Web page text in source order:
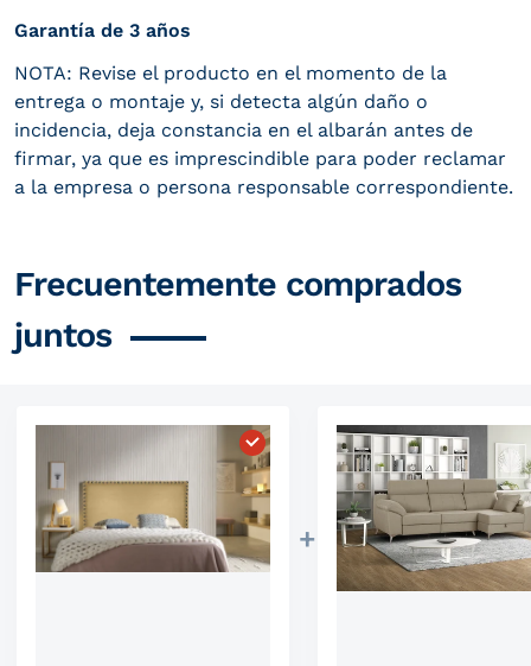
Garantía de 3 años
NOTA: Revise el producto en el momento de la
entrega o montaje y, si detecta algún daño o
incidencia, deja constancia en el albarán antes de
firmar, ya que es imprescindible para poder reclamar
a la empresa o persona responsable correspondiente.
Frecuentemente comprados
juntos
Elegir "Cabecero Lirio Polipiel"